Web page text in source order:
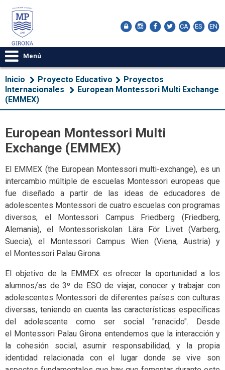
CA ES EN
Menú
Inicio Proyecto Educativo
​Proyectos
Internacionales
European Montessori Multi Exchange
(EMMEX)
European Montessori Multi
Exchange (EMMEX)
El EMMEX (the European Montessori multi-exchange), es un
intercambio múltiple de escuelas Montessori europeas que
fue diseñado a partir de las ideas de educadores de
adolescentes Montessori de cuatro escuelas con programas
diversos, el Montessori Campus Friedberg (Friedberg,
Alemania), el Montessoriskolan Lära För Livet (Varberg,
Suecia), el Montessori Campus Wien (Viena, Austria) y
el Montessori Palau Girona.
El objetivo de la EMMEX es ofrecer la oportunidad a los
alumnos/as de 3º de ESO de viajar, conocer y trabajar con
adolescentes Montessori de diferentes países con culturas
diversas, teniendo en cuenta las características específicas
del adolescente como ser social "renacido". Desde
el Montessori Palau Girona entendemos que la interacción y
la cohesión social, asumir responsabilidad, y la propia
identidad relacionada con el lugar donde se vive son